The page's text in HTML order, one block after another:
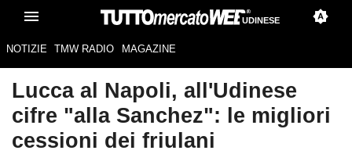
UDINESE
NOTIZIE TMW RADIO MAGAZINE
Lucca al Napoli, all'Udinese
cifre "alla Sanchez": le migliori
cessioni dei friulani